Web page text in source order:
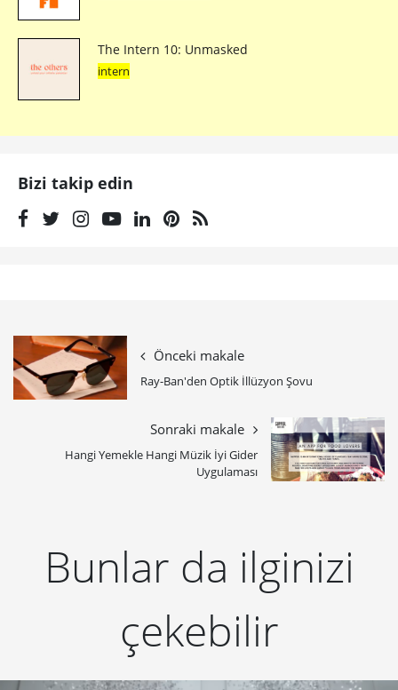
The Intern 10: Unmasked
intern
Bizi takip edin
Önceki makale
Ray-Ban'den Optik İllüzyon Şovu
Sonraki makale
Hangi Yemekle Hangi Müzik İyi Gider
Uygulaması
Bunlar da ilginizi
çekebilir